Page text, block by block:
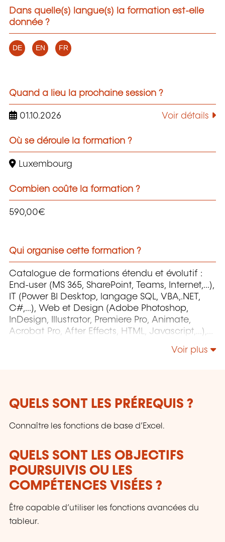
Dans quelle(s) langue(s) la formation est-elle
donnée ?
DE EN FR
Quand a lieu la prochaine session ?
01.10.2026 Voir détails
Où se déroule la formation ?
Luxembourg
Combien coûte la formation ?
590,00€
Qui organise cette formation ?
Catalogue de formations étendu et évolutif :
End-user (MS 365, SharePoint, Teams, Internet,...),
IT (Power BI Desktop, langage SQL, VBA,.NET,
C#,...), Web et Design (Adobe Photoshop,
InDesign, Illustrator, Premiere Pro, Animate,
Acrobat Pro, After Effects, HTML, Javascript,...),
Voir plus
QUELS SONT LES PRÉREQUIS ?
Connaître les fonctions de base d’Excel.
QUELS SONT LES OBJECTIFS
POURSUIVIS OU LES
COMPÉTENCES VISÉES ?
Être capable d’utiliser les fonctions avancées du
tableur.